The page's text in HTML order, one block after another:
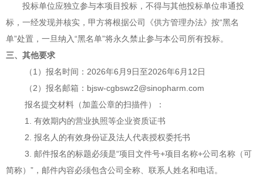
投标单位应独立参与本项目投标，不得与其他投标单位串通投
标，一经发现并核实，甲方将根据公司《供方管理办法》按“黑名
单”处置，一旦纳入“黑名单”将永久禁止参与本公司所有投标。
三、其他要求
（1）报名时间：2026年6月9日至2026年6月12日
（2）报名邮箱： bjsw-cgbswz2@sinopharm.com
报名提交材料（加盖公章的扫描件）：
1. 有效期内的营业执照等企业资质证书
2. 报名人的有效身份证及法人代表授权委托书
3. 邮件报名的标题必须是“项目文件号+项目名称+公司名称（可
简称）”，邮件内容必须包含公司全称、联系人姓名和电话。